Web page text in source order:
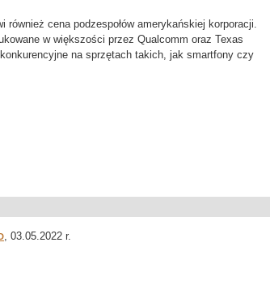
również cena podzespołów amerykańskiej korporacji.
w większości przez Qualcomm oraz Texas
na sprzętach takich, jak smartfony czy
, 03.05.2022 r.